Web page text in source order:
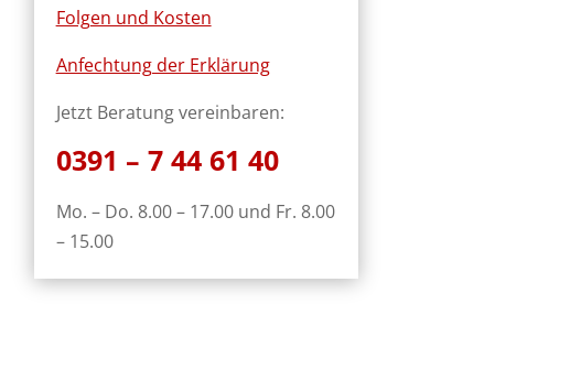
Folgen und Kosten
Anfechtung der Erklärung
Jetzt Beratung vereinbaren:
0391 – 7 44 61 40
Mo. – Do. 8.00 – 17.00 und Fr. 8.00
– 15.00